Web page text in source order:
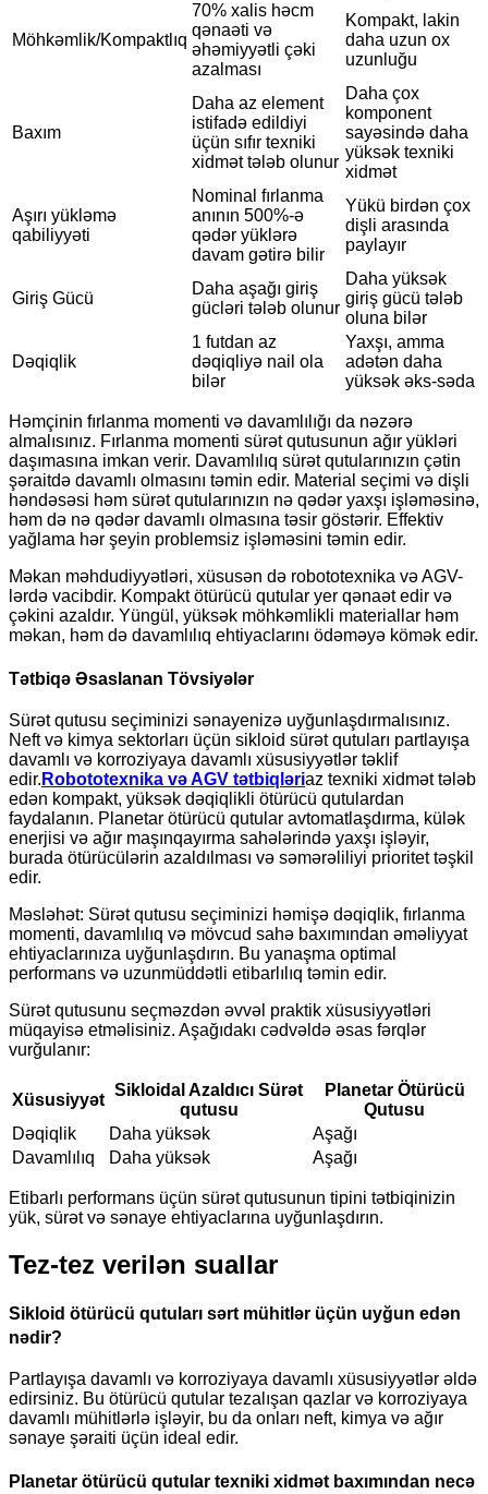
Möhkəmlik/Kompaktlıq
70% xalis həcm
qənaəti və
əhəmiyyətli çəki
azalması
Kompakt, lakin
daha uzun ox
uzunluğu
Baxım
Daha az element
istifadə edildiyi
üçün sıfır texniki
xidmət tələb olunur
Daha çox
komponent
sayəsində daha
yüksək texniki
xidmət
Aşırı yükləmə
qabiliyyəti
Nominal fırlanma
anının 500%-ə
qədər yüklərə
davam gətirə bilir
Yükü birdən çox
dişli arasında
paylayır
Giriş Gücü
Daha aşağı giriş
gücləri tələb olunur
Daha yüksək
giriş gücü tələb
oluna bilər
Dəqiqlik
1 futdan az
dəqiqliyə nail ola
bilər
Yaxşı, amma
adətən daha
yüksək əks-səda
Həmçinin fırlanma momenti və davamlılığı da nəzərə
almalısınız. Fırlanma momenti sürət qutusunun ağır yükləri
daşımasına imkan verir. Davamlılıq sürət qutularınızın çətin
şəraitdə davamlı olmasını təmin edir. Material seçimi və dişli
həndəsəsi həm sürət qutularınızın nə qədər yaxşı işləməsinə,
həm də nə qədər davamlı olmasına təsir göstərir. Effektiv
yağlama hər şeyin problemsiz işləməsini təmin edir.
Məkan məhdudiyyətləri, xüsusən də robototexnika və AGV-
lərdə vacibdir. Kompakt ötürücü qutular yer qənaət edir və
çəkini azaldır. Yüngül, yüksək möhkəmlikli materiallar həm
məkan, həm də davamlılıq ehtiyaclarını ödəməyə kömək edir.
Tətbiqə Əsaslanan Tövsiyələr
Sürət qutusu seçiminizi sənayenizə uyğunlaşdırmalısınız.
Neft və kimya sektorları üçün sikloid sürət qutuları partlayışa
davamlı və korroziyaya davamlı xüsusiyyətlər təklif
edir. Robototexnika və AGV tətbiqləriaz texniki xidmət tələb
edən kompakt, yüksək dəqiqlikli ötürücü qutulardan
faydalanın. Planetar ötürücü qutular avtomatlaşdırma, külək
enerjisi və ağır maşınqayırma sahələrində yaxşı işləyir,
burada ötürücülərin azaldılması və səmərəliliyi prioritet təşkil
edir.
Məsləhət: Sürət qutusu seçiminizi həmişə dəqiqlik, fırlanma
momenti, davamlılıq və mövcud sahə baxımından əməliyyat
ehtiyaclarınıza uyğunlaşdırın. Bu yanaşma optimal
performans və uzunmüddətli etibarlılıq təmin edir.
Sürət qutusunu seçməzdən əvvəl praktik xüsusiyyətləri
müqayisə etməlisiniz. Aşağıdakı cədvəldə əsas fərqlər
vurğulanır:
Xüsusiyyət
Sikloidal Azaldıcı Sürət
qutusu
Planetar Ötürücü
Qutusu
Dəqiqlik
Daha yüksək
Aşağı
Davamlılıq
Daha yüksək Aşağı
Etibarlı performans üçün sürət qutusunun tipini tətbiqinizin
yük, sürət və sənaye ehtiyaclarına uyğunlaşdırın.
Tez-tez verilən suallar
Sikloid ötürücü qutuları sərt mühitlər üçün uyğun edən
nədir?
Partlayışa davamlı və korroziyaya davamlı xüsusiyyətlər əldə
edirsiniz. Bu ötürücü qutular tezalışan qazlar və korroziyaya
davamlı mühitlərlə işləyir, bu da onları neft, kimya və ağır
sənaye şəraiti üçün ideal edir.
Planetar ötürücü qutular texniki xidmət baxımından necə